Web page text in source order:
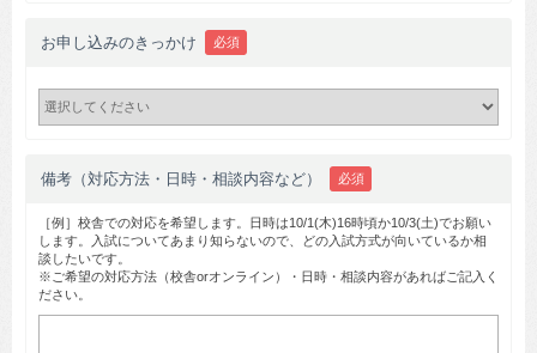
お申し込みのきっかけ 必須
備考（対応方法・日時・相談内容など） 必須
［例］校舎での対応を希望します。日時は10/1(木)16時頃か10/3(土)でお願い
します。入試についてあまり知らないので、どの入試方式が向いているか相
談したいです。
※ご希望の対応方法（校舎orオンライン）・日時・相談内容があればご記入く
ださい。